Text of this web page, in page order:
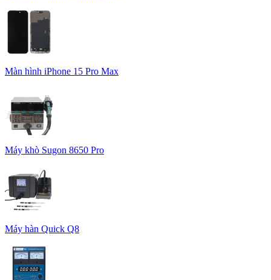
Màn hình iPhone 15 Pro Max
Máy khò Sugon 8650 Pro
Máy hàn Quick Q8